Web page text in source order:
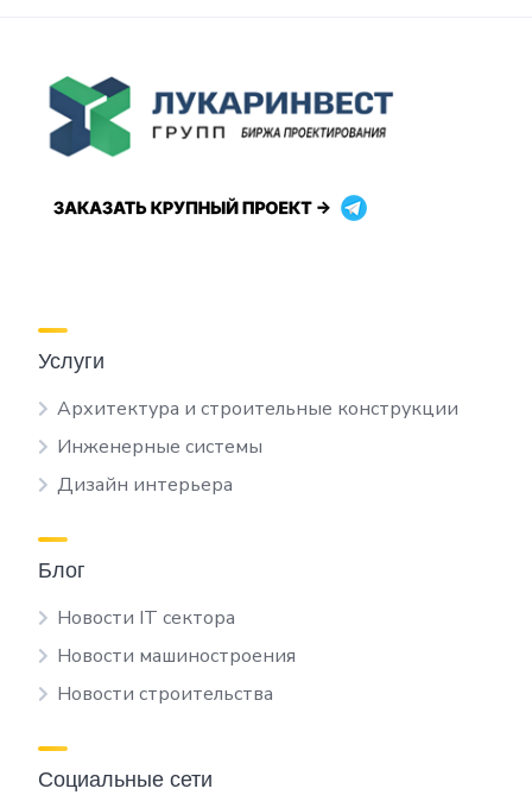
Услуги
Архитектура и строительные конструкции
Инженерные системы
Дизайн интерьера
Блог
Новости IT сектора
Новости машиностроения
Новости строительства
Социальные сети